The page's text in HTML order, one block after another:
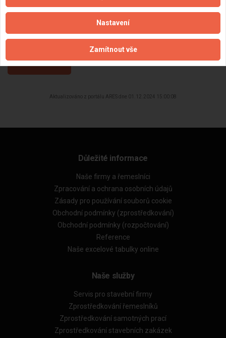
ZPĚT
Aktualizováno z portálu ARES dne 01.12.2024 15:00:08
Důležité informace
Naše firmy a řemeslníci
Zpracování a ochrana osobních údajů
Zásady pro používání souborů cookie
Obchodní podmínky (zprostředkování)
Obchodní podmínky (rozpočtování)
Reference
Naše excelové tabulky online
Naše služby
Servis pro stavební firmy
Zprostředkování řemeslníků
Zprostředkování samotných prací
Zprostředkování stavebních zakázek
Nastavení
Zamítnout vše